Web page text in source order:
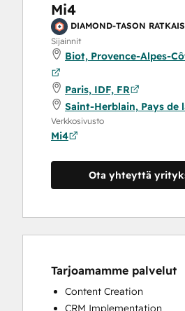
Mi4
DIAMOND-TASON
Sijainnit
Biot, Provence-Alpes-
Paris, IDF, FR
Saint-Herblain, Pays de
Verkkosivusto
Mi4
Ota yhteyttä
Tarjoamamme palvelut
Content Creation
CRM Implementation